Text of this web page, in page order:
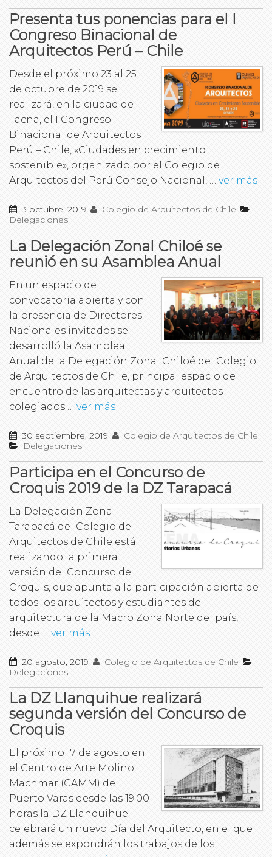
Presenta tus ponencias para el I
Congreso Binacional de
Arquitectos Perú – Chile
Desde el próximo 23 al 25
de octubre de 2019 se
realizará, en la ciudad de
Tacna, el I Congreso
Binacional de Arquitectos
Perú – Chile, «Ciudades en crecimiento
sostenible», organizado por el Colegio de
Arquitectos del Perú Consejo Nacional, … ver más
3 octubre, 2019
Colegio de Arquitectos de Chile
Delegaciones
La Delegación Zonal Chiloé se
reunió en su Asamblea Anual
En un espacio de
convocatoria abierta y con
la presencia de Directores
Nacionales invitados se
desarrolló la Asamblea
Anual de la Delegación Zonal Chiloé del Colegio
de Arquitectos de Chile, principal espacio de
encuentro de las arquitectas y arquitectos
colegiados … ver más
30 septiembre, 2019
Colegio de Arquitectos de Chile
Delegaciones
Participa en el Concurso de
Croquis 2019 de la DZ Tarapacá
La Delegación Zonal
Tarapacá del Colegio de
Arquitectos de Chile está
realizando la primera
versión del Concurso de
Croquis, que apunta a la participación abierta de
todos los arquitectos y estudiantes de
arquitectura de la Macro Zona Norte del país,
desde … ver más
20 agosto, 2019
Colegio de Arquitectos de Chile
Delegaciones
La DZ Llanquihue realizará
segunda versión del Concurso de
Croquis
El próximo 17 de agosto en
el Centro de Arte Molino
Machmar (CAMM) de
Puerto Varas desde las 19:00
horas la DZ Llanquihue
celebrará un nuevo Día del Arquitecto, en el que
además se expondrán los trabajos de los